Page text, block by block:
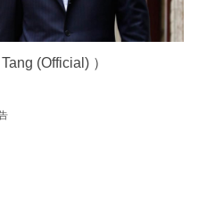
(Official) ）